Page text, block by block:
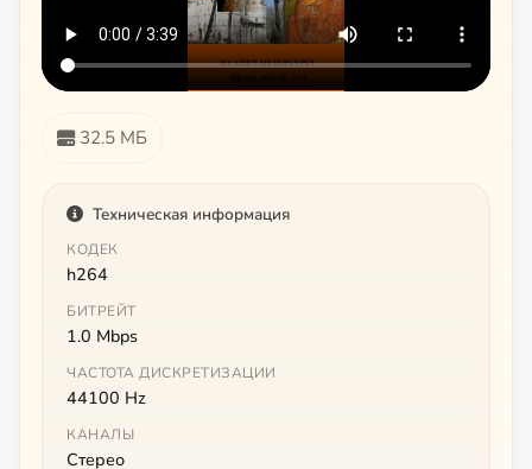
32.5 МБ
Техническая информация
КОДЕК
h264
БИТРЕЙТ
1.0 Mbps
ЧАСТОТА ДИСКРЕТИЗАЦИИ
44100 Hz
КАНАЛЫ
Стерео